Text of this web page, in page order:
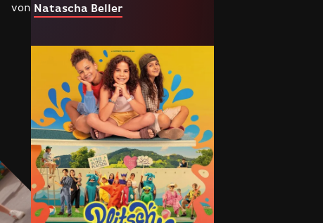
von Natascha Beller